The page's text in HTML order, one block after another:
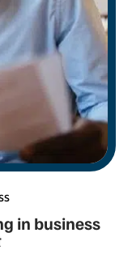
in business